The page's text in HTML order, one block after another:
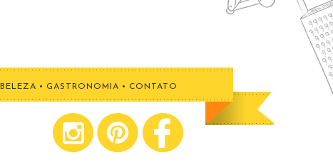
BELEZA • GASTRONOMIA • CONTATO